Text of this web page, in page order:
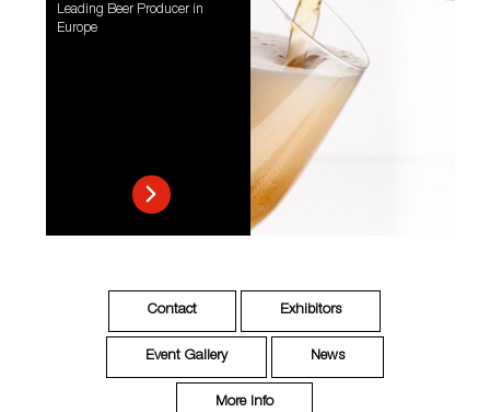
Leading Beer Producer in
Europe
Contact Exhibitors
Event Gallery News
More Info